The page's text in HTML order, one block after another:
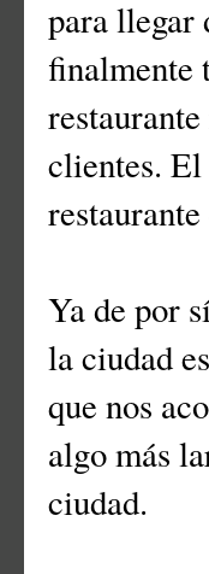
para llegar
finalmente
clientes.
restaurante
Ya de por
la ciudad
que nos
algo más
ciudad.